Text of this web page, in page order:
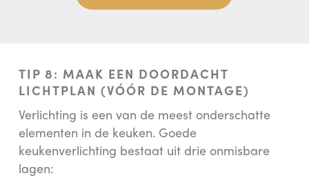
TIP 8: MAAK EEN DOORDACHT
LICHTPLAN (VÓÓR DE MONTAGE)
Verlichting is een van de meest onderschatte
elementen in de keuken. Goede
keukenverlichting bestaat uit drie onmisbare
lagen: